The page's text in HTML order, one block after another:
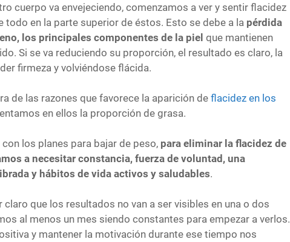
cuerpo va envejeciendo, comenzamos a ver y sentir flacidez
todo en la parte superior de éstos. Esto se debe a la pérdida
los principales componentes de la piel que mantienen
Si se va reduciendo su proporción, el resultado es claro, la
firmeza y volviéndose flácida.
de las razones que favorece la aparición de flacidez en los
en ellos la proporción de grasa.
los planes para bajar de peso, para eliminar la flacidez de
a necesitar constancia, fuerza de voluntad, una
y hábitos de vida activos y saludables.
que los resultados no van a ser visibles en una o dos
al menos un mes siendo constantes para empezar a verlos.
y mantener la motivación durante ese tiempo nos